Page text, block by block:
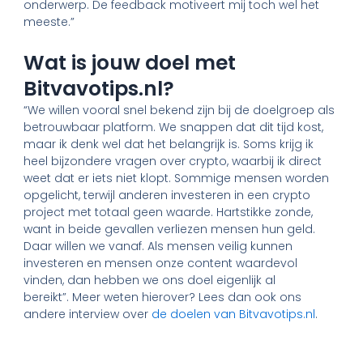
onderwerp. De feedback motiveert mij toch wel het
meeste.”
Wat is jouw doel met
Bitvavotips.nl?
“We willen vooral snel bekend zijn bij de doelgroep als
betrouwbaar platform. We snappen dat dit tijd kost,
maar ik denk wel dat het belangrijk is. Soms krijg ik
heel bijzondere vragen over crypto, waarbij ik direct
weet dat er iets niet klopt. Sommige mensen worden
opgelicht, terwijl anderen investeren in een crypto
project met totaal geen waarde. Hartstikke zonde,
want in beide gevallen verliezen mensen hun geld.
Daar willen we vanaf. Als mensen veilig kunnen
investeren en mensen onze content waardevol
vinden, dan hebben we ons doel eigenlijk al
bereikt”. Meer weten hierover? Lees dan ook ons
andere interview over de doelen van Bitvavotips.nl.